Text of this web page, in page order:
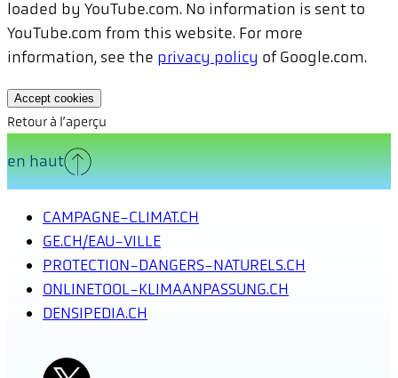
loaded by YouTube.com. No information is sent to
YouTube.com from this website. For more
information, see the privacy policy of Google.com.
Accept cookies
Retour à l’aperçu
en haut
CAMPAGNE-CLIMAT.CH
GE.CH/EAU-VILLE
PROTECTION-DANGERS-NATURELS.CH
ONLINETOOL-KLIMAANPASSUNG.CH
DENSIPEDIA.CH